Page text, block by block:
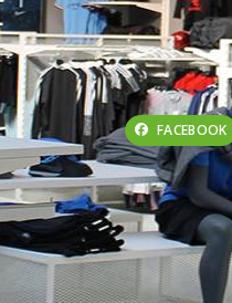
FACEBOOK